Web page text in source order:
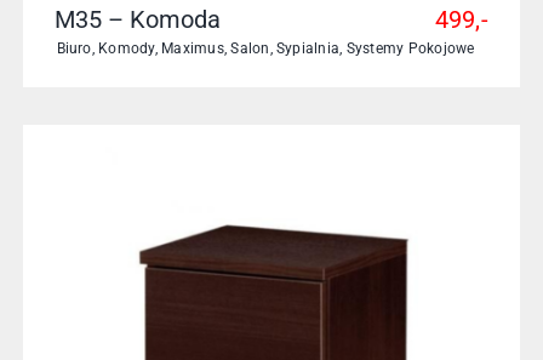
M35 – Komoda
Biuro Komody, Maximus,Salon Sypialnia Systemy Pokojowe
499,-